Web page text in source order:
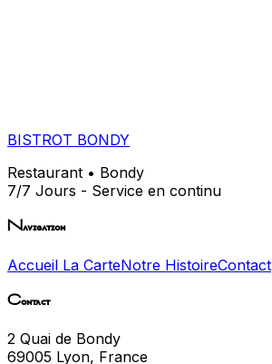
BISTROT BONDY
Restaurant • Bondy
7/7 Jours - Service en continu
Navigation
Accueil La CarteNotre HistoireContact
Contact
2 Quai de Bondy
69005 Lyon, France